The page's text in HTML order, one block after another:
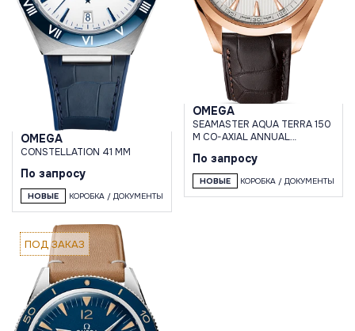
OMEGA
CONSTELLATION 41 MM
По запросу
НОВЫЕ КОРОБКА / ДОКУМЕНТЫ
OMEGA
SEAMASTER AQUA TERRA 150
M CO-AXIAL ANNUAL
По запросу
НОВЫЕ КОРОБКА / ДОКУМЕНТЫ
ПОД ЗАКАЗ